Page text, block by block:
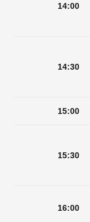
14:00
14:30
15:00
15:30
16:00